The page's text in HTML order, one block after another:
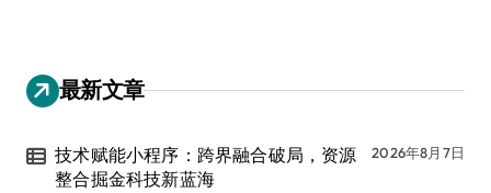
最新文章
技术赋能小程序：跨界融合破局，资源
整合掘金科技新蓝海
2026年8月7日